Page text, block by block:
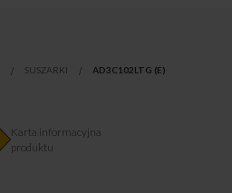
SUSZARKI AD3C102LTG (E)
Karta informacyjna
produktu